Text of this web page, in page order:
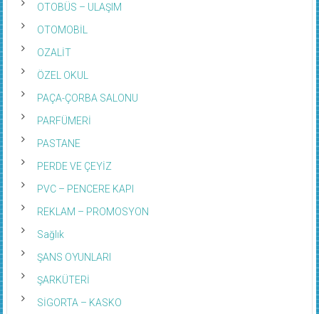
OTOBÜS – ULAŞIM
OTOMOBİL
OZALİT
ÖZEL OKUL
PAÇA-ÇORBA SALONU
PARFÜMERİ
PASTANE
PERDE VE ÇEYİZ
PVC – PENCERE KAPI
REKLAM – PROMOSYON
Sağlık
ŞANS OYUNLARI
ŞARKÜTERİ
SİGORTA – KASKO